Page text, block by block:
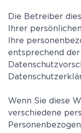
Die Betreiber
Ihrer
Ihre
entsprechend
Wenn Sie diese
verschiedene